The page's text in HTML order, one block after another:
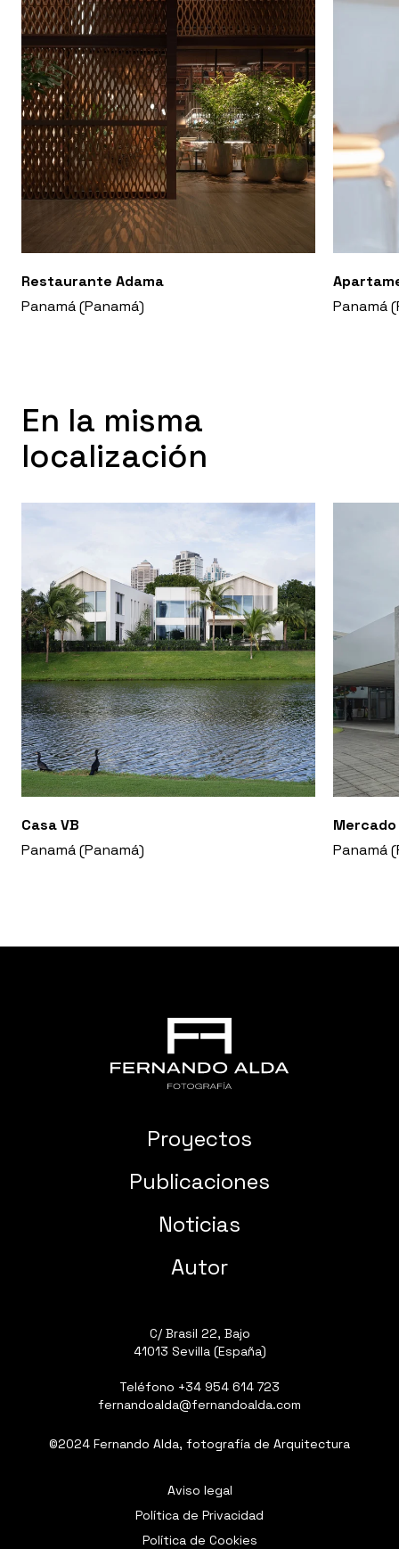
Restaurante Adama
Panamá (Panamá)
Panamá
En la misma
localización
Casa VB
Panamá (Panamá)
Mercado
Panamá
Proyectos
Publicaciones
Noticias
Autor
C/ Brasil 22, Bajo
41013 Sevilla (España)
Teléfono +34 954 614 723
fernandoalda@fernandoalda.com
©2024 Fernando Alda, fotografía de Arquitectura
Aviso legal
Política de Privacidad
Política de Cookies